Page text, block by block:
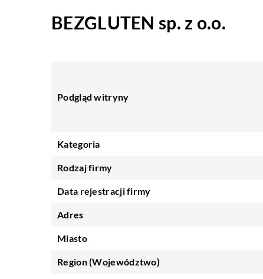
BEZGLUTEN sp. z o.o.
Podgląd witryny
Kategoria
Rodzaj firmy
Data rejestracji firmy
Adres
Miasto
Region (Województwo)